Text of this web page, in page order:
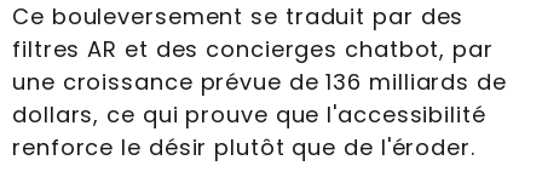
Ce bouleversement se traduit par des
filtres AR et des concierges chatbot, par
une croissance prévue de 136 milliards de
dollars, ce qui prouve que l'accessibilité
renforce le désir plutôt que de l'éroder.